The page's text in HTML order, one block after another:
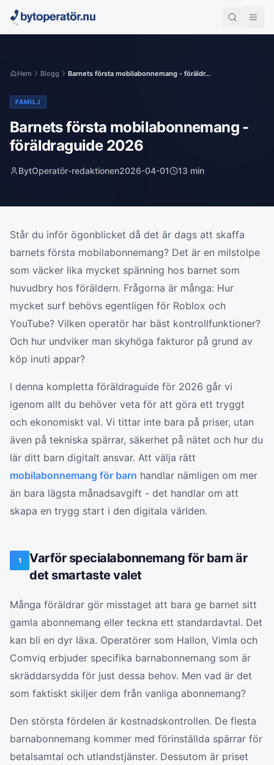
Hem Blogg Barnets första mobilabonnemang - föräldr...
FAMILJ
Barnets första mobilabonnemang -
föräldraguide 2026
BytOperatör-redaktionen2026-04-01 13 min
Står du inför ögonblicket då det är dags att skaffa
barnets första mobilabonnemang? Det är en milstolpe
som väcker lika mycket spänning hos barnet som
huvudbry hos föräldern. Frågorna är många: Hur
mycket surf behövs egentligen för Roblox och
YouTube? Vilken operatör har bäst kontrollfunktioner?
Och hur undviker man skyhöga fakturor på grund av
köp inuti appar?
I denna kompletta föräldraguide för 2026 går vi
igenom allt du behöver veta för att göra ett tryggt
och ekonomiskt val. Vi tittar inte bara på priser, utan
även på tekniska spärrar, säkerhet på nätet och hur du
lär ditt barn digitalt ansvar. Att välja rätt
mobilabonnemang för barn handlar nämligen om mer
än bara lägsta månadsavgift - det handlar om att
skapa en trygg start i den digitala världen.
1
Varför specialabonnemang för barn är
det smartaste valet
Många föräldrar gör misstaget att bara ge barnet sitt
gamla abonnemang eller teckna ett standardavtal. Det
kan bli en dyr läxa. Operatörer som Hallon, Vimla och
Comviq erbjuder specifika barnabonnemang som är
skräddarsydda för just dessa behov. Men vad är det
som faktiskt skiljer dem från vanliga abonnemang?
Den största fördelen är kostnadskontrollen. De flesta
barnabonnemang kommer med förinställda spärrar för
betalsamtal och utlandstjänster. Dessutom är priset